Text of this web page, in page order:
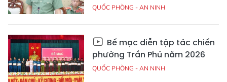
QUỐC PHÒNG - AN NINH
Bế mạc diễn tập tác chiến
phường Trần Phú năm 2026
QUỐC PHÒNG - AN NINH